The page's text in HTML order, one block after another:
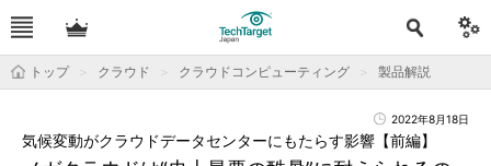
トップ クラウド クラウドコンピューティング 製品解説
2022年8月18日
気候変動がクラウドデータセンターにもたらす影響【前編】